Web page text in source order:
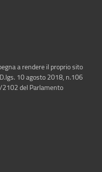
a rendere il proprio sito
10 agosto 2018, n.106
del Parlamento